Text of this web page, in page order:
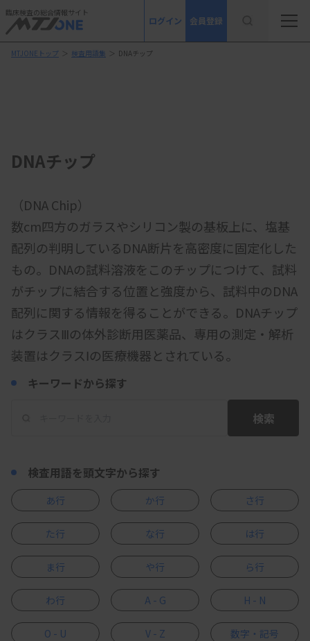
臨床検査の総合情報サイト
ログイン 会員登録
MTJONEトップ ＞ 検査用語集 ＞ DNAチップ
DNAチップ
（DNA Chip）
数cm四方のガラスやシリコン製の基板上に、塩基
配列の判明しているDNA断片を高密度に固定化した
もの。DNAの試料溶液をこのチップにつけて、試料
がチップに結合する位置と強度から、試料中のDNA
配列に関する情報を得ることができる。DNAチップ
はクラスⅢの体外診断用医薬品、専用の測定・解析
装置はクラスⅠの医療機器とされている。
キーワードから探す
検索
検査用語を頭文字から探す
あ行 か行 さ行
た行 な行 は行
ま行 や行 ら行
わ行 A - G H - N
O - U V - Z 数字・記号